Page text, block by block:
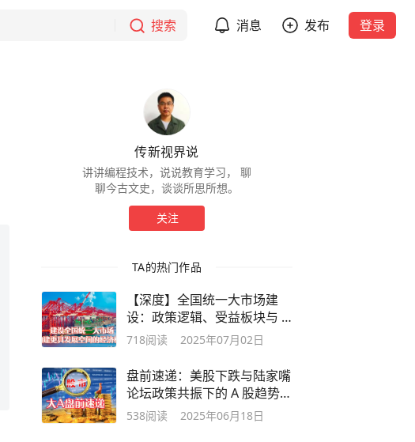
搜索 消息 发布 登录
传新视界说
讲讲编程技术，说说教育学习， 聊
聊今古文史，谈谈所思所想。
关注
TA的热门作品
【深度】全国统一大市场建
设：政策逻辑、受益板块与 A
股投资机遇
718阅读 2025年07月02日
盘前速递：美股下跌与陆家嘴
论坛政策共振下的 A 股趋势与
操作策略
538阅读 2025年06月18日